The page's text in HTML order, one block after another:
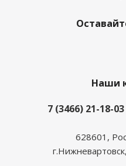
Наши
7 (3466) 21-18-03
628601,